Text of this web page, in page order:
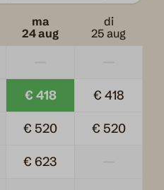
ma
24 aug
di
25 aug
€ 418 € 418
€ 520 € 520
€ 623